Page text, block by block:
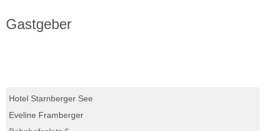
Gastgeber
Hotel Starnberger See
Eveline Framberger